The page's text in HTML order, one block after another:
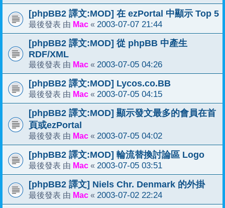
[phpBB2 譯文:MOD] 在 ezPortal 中顯示 Top 5
最後發表 由 Mac « 2003-07-07 21:44
[phpBB2 譯文:MOD] 從 phpBB 中產生
RDF/XML
最後發表 由 Mac « 2003-07-05 04:26
[phpBB2 譯文:MOD] Lycos.co.BB
最後發表 由 Mac « 2003-07-05 04:15
[phpBB2 譯文:MOD] 顯示發文最多的會員在首
頁或ezPortal
最後發表 由 Mac « 2003-07-05 04:02
[phpBB2 譯文:MOD] 輪流替換討論區 Logo
最後發表 由 Mac « 2003-07-05 03:51
[phpBB2 譯文] Niels Chr. Denmark 的外掛
最後發表 由 Mac « 2003-07-02 22:24